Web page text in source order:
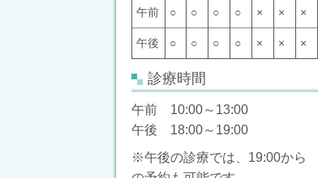
午前 ○ ○ ○ ○ × × ×
午後 ○ ○ ○ ○ × × ×
診療時間
午前 10:00～13:00
午後 18:00～19:00
※午後の診療では、19:00から